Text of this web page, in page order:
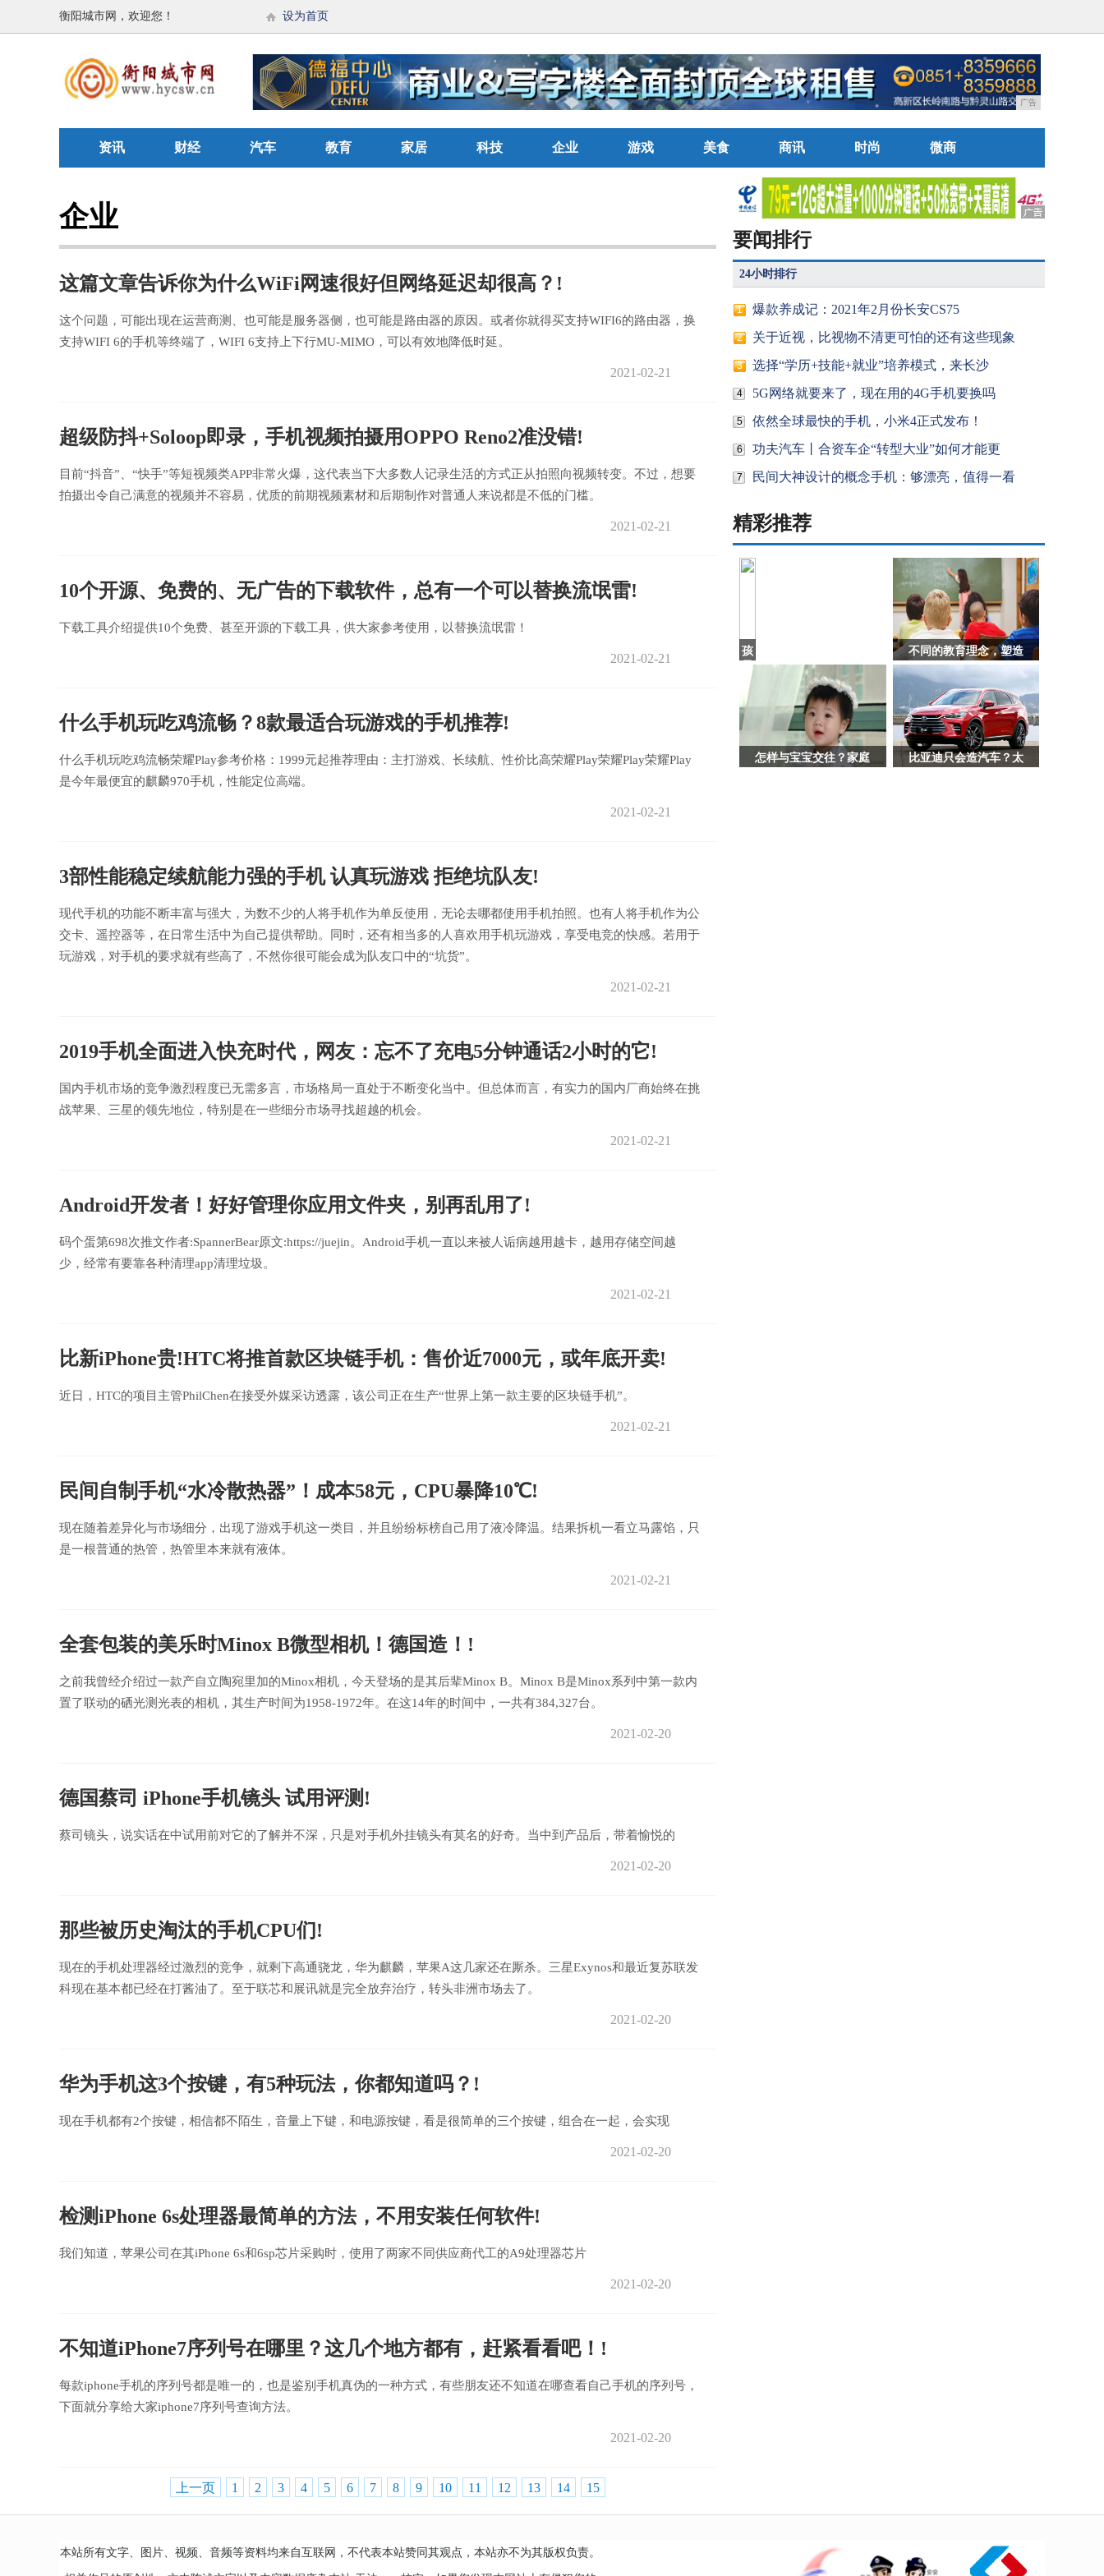
衡阳城市网，欢迎您！ 设为首页
广告
资讯 财经 汽车 教育 家居 科技 企业 游戏 美食 商讯 时尚 微商
企业
这篇文章告诉你为什么WiFi网速很好但网络延迟却很高？!
这个问题，可能出现在运营商测、也可能是服务器侧，也可能是路由器的原因。或者你就得买支持WIFI6的路由器，换
支持WIFI 6的手机等终端了，WIFI 6支持上下行MU-MIMO，可以有效地降低时延。
2021-02-21
超级防抖+Soloop即录，手机视频拍摄用OPPO Reno2准没错!
目前“抖音”、“快手”等短视频类APP非常火爆，这代表当下大多数人记录生活的方式正从拍照向视频转变。不过，想要
拍摄出令自己满意的视频并不容易，优质的前期视频素材和后期制作对普通人来说都是不低的门槛。
2021-02-21
10个开源、免费的、无广告的下载软件，总有一个可以替换流氓雷!
下载工具介绍提供10个免费、甚至开源的下载工具，供大家参考使用，以替换流氓雷！
2021-02-21
什么手机玩吃鸡流畅？8款最适合玩游戏的手机推荐!
什么手机玩吃鸡流畅荣耀Play参考价格：1999元起推荐理由：主打游戏、长续航、性价比高荣耀Play荣耀Play荣耀Play
是今年最便宜的麒麟970手机，性能定位高端。
2021-02-21
3部性能稳定续航能力强的手机 认真玩游戏 拒绝坑队友!
现代手机的功能不断丰富与强大，为数不少的人将手机作为单反使用，无论去哪都使用手机拍照。也有人将手机作为公
交卡、遥控器等，在日常生活中为自己提供帮助。同时，还有相当多的人喜欢用手机玩游戏，享受电竞的快感。若用于
玩游戏，对手机的要求就有些高了，不然你很可能会成为队友口中的“坑货”。
2021-02-21
2019手机全面进入快充时代，网友：忘不了充电5分钟通话2小时的它!
国内手机市场的竞争激烈程度已无需多言，市场格局一直处于不断变化当中。但总体而言，有实力的国内厂商始终在挑
战苹果、三星的领先地位，特别是在一些细分市场寻找超越的机会。
2021-02-21
Android开发者！好好管理你应用文件夹，别再乱用了!
码个蛋第698次推文作者:SpannerBear原文:https://juejin。Android手机一直以来被人诟病越用越卡，越用存储空间越
少，经常有要靠各种清理app清理垃圾。
2021-02-21
比新iPhone贵!HTC将推首款区块链手机：售价近7000元，或年底开卖!
近日，HTC的项目主管PhilChen在接受外媒采访透露，该公司正在生产“世界上第一款主要的区块链手机”。
2021-02-21
民间自制手机“水冷散热器”！成本58元，CPU暴降10℃!
现在随着差异化与市场细分，出现了游戏手机这一类目，并且纷纷标榜自己用了液冷降温。结果拆机一看立马露馅，只
是一根普通的热管，热管里本来就有液体。
2021-02-21
全套包装的美乐时Minox B微型相机！德国造！!
之前我曾经介绍过一款产自立陶宛里加的Minox相机，今天登场的是其后辈Minox B。Minox B是Minox系列中第一款内
置了联动的硒光测光表的相机，其生产时间为1958-1972年。在这14年的时间中，一共有384,327台。
2021-02-20
德国蔡司 iPhone手机镜头 试用评测!
蔡司镜头，说实话在中试用前对它的了解并不深，只是对手机外挂镜头有莫名的好奇。当中到产品后，带着愉悦的
2021-02-20
那些被历史淘汰的手机CPU们!
现在的手机处理器经过激烈的竞争，就剩下高通骁龙，华为麒麟，苹果A这几家还在厮杀。三星Exynos和最近复苏联发
科现在基本都已经在打酱油了。至于联芯和展讯就是完全放弃治疗，转头非洲市场去了。
2021-02-20
华为手机这3个按键，有5种玩法，你都知道吗？!
现在手机都有2个按键，相信都不陌生，音量上下键，和电源按键，看是很简单的三个按键，组合在一起，会实现
2021-02-20
检测iPhone 6s处理器最简单的方法，不用安装任何软件!
我们知道，苹果公司在其iPhone 6s和6sp芯片采购时，使用了两家不同供应商代工的A9处理器芯片
2021-02-20
不知道iPhone7序列号在哪里？这几个地方都有，赶紧看看吧！!
每款iphone手机的序列号都是唯一的，也是鉴别手机真伪的一种方式，有些朋友还不知道在哪查看自己手机的序列号，
下面就分享给大家iphone7序列号查询方法。
2021-02-20
上一页 1 2 3 4 5 6 7 8 9 10 11 12 13 14 15
要闻排行
24小时排行
1 爆款养成记：2021年2月份长安CS75
2 关于近视，比视物不清更可怕的还有这些现象
3 选择“学历+技能+就业”培养模式，来长沙
4 5G网络就要来了，现在用的4G手机要换吗
5 依然全球最快的手机，小米4正式发布！
6 功夫汽车丨合资车企“转型大业”如何才能更
7 民间大神设计的概念手机：够漂亮，值得一看
精彩推荐
孩
子
撕
钱，
家
长
做
不同的教育理念，塑造
怎样与宝宝交往？家庭 比亚迪只会造汽车？太
本站所有文字、图片、视频、音频等资料均来自互联网，不代表本站赞同其观点，本站亦不为其版权负责。